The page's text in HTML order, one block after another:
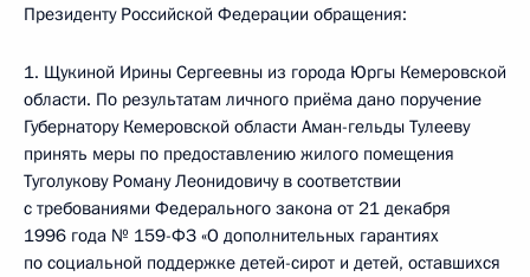
Президенту Российской Федерации обращения:
1. Щукиной Ирины Сергеевны из города Юргы Кемеровской
области. По результатам личного приёма дано поручение
Губернатору Кемеровской области Аман-гельды Тулееву
принять меры по предоставлению жилого помещения
Туголукову Роману Леонидовичу в соответствии
с требованиями Федерального закона от 21 декабря
1996 года № 159-ФЗ «О дополнительных гарантиях
по социальной поддержке детей-сирот и детей, оставшихся